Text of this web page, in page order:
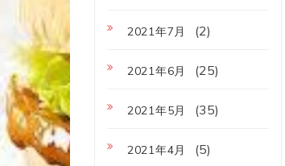
2021年7月 (2)
2021年6月 (25)
2021年5月 (35)
2021年4月 (5)